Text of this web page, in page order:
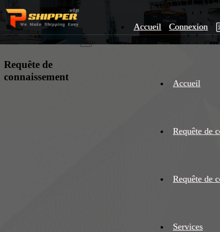
Accueil Connexion
Accueil
Requête de
Requête de
Services
×
Requête de
connaissement